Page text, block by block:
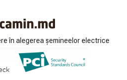
în alegerea șemineelor electrice